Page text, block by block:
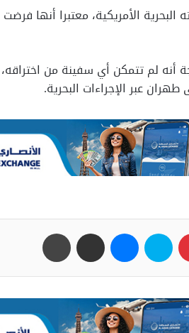
البحرية الأمريكية، معتبرا أنها
أنه لم تتمكن أي سفينة من
عبر الإجراءات البحرية.
بينتيريست سكايب ماسنجر مشاركة عبر البريد